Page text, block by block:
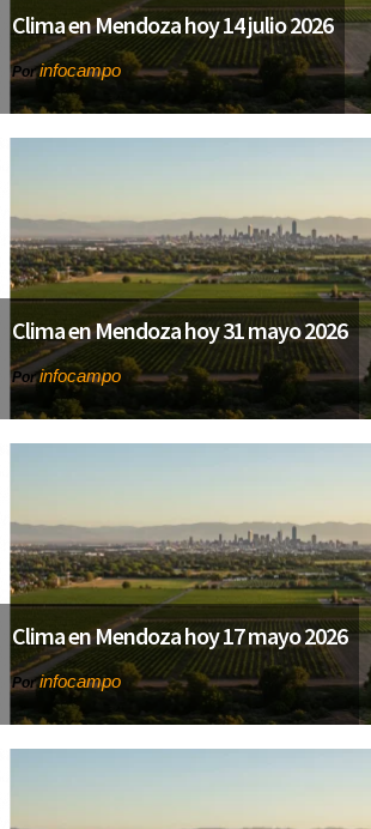
Clima en Mendoza hoy 14 julio 2026
Porinfocampo
Clima en Mendoza hoy 31 mayo 2026
Porinfocampo
Clima en Mendoza hoy 17 mayo 2026
Porinfocampo